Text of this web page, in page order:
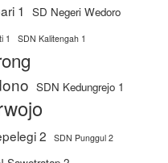
1 SD Negeri Wedoro
1 SDN Kalitengah 1
SDN Kedungrejo 1
2 SDN Punggul 2